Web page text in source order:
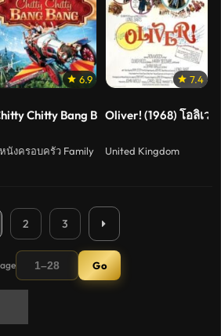
เมาคลีลูกหมาป่า
6.9
Chitty Bang Bang (1968) ชิตตี้ ชิตตี้
นังครอบครัว Family
7.4
Oliver! (1968) โอลิเวอ
United Kingdom
2 3
Go